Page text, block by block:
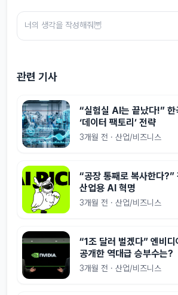
관련 기사
“실험실 AI는 끝났다!” 한
‘데이터 팩토리’ 전략
3개월 전 · 산업/비즈니스
“공장 통째로 복사한다?”
산업용 AI 혁명
3개월 전 · 산업/비즈니스
“1조 달러 벌겠다” 엔비디
공개한 역대급 승부수는?
3개월 전 · 산업/비즈니스